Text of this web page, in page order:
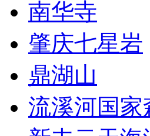
南华寺
肇庆七星岩
鼎湖山
流溪河国家